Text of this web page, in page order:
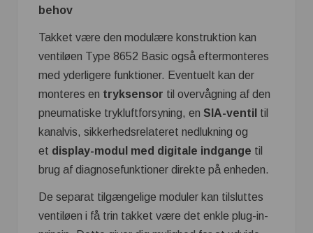
behov
Takket være den modulære konstruktion kan
ventiløen Type 8652 Basic også eftermonteres
med yderligere funktioner. Eventuelt kan der
monteres en tryksensor til overvågning af den
pneumatiske trykluftforsyning, en SIA-ventil til
kanalvis, sikkerhedsrelateret nedlukning og
et display-modul med digitale indgange til
brug af diagnosefunktioner direkte på enheden.
De separat tilgængelige moduler kan tilsluttes
ventiløen i få trin takket være det enkle plug-in-